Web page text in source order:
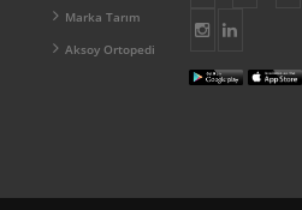
Marka Tarım
Aksoy Ortopedi